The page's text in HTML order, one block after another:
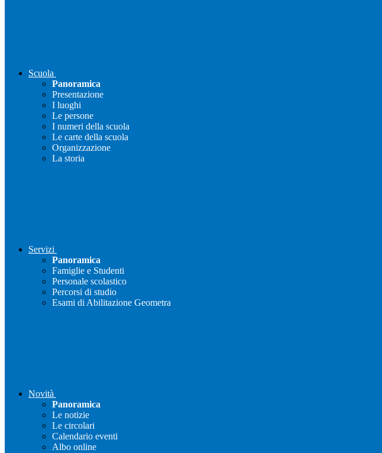
Scuola
Panoramica
Presentazione
I luoghi
Le persone
I numeri della scuola
Le carte della scuola
Organizzazione
La storia
Servizi
Panoramica
Famiglie e Studenti
Personale scolastico
Percorsi di studio
Esami di Abilitazione Geometra
Novità
Panoramica
Le notizie
Le circolari
Calendario eventi
Albo online